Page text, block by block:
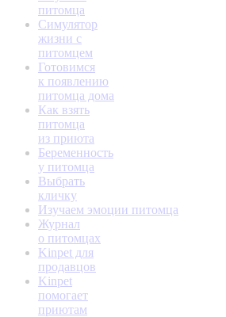
питомца
Симулятор
жизни с
питомцем
Готовимся
к появлению
питомца дома
Как взять
питомца
из приюта
Беременность
у питомца
Выбрать
кличку
Изучаем эмоции питомца
Журнал
о питомцах
Kinpet для
продавцов
Kinpet
помогает
приютам